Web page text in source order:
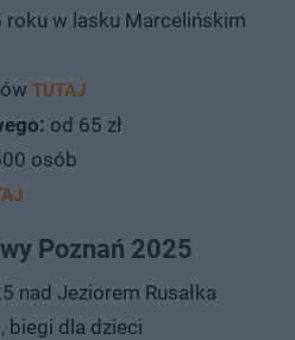
roku w lasku Marcelińskim
TUTAJ
od 65 zł
osób
Poznań 2025
nad Jeziorem Rusałka
biegi dla dzieci